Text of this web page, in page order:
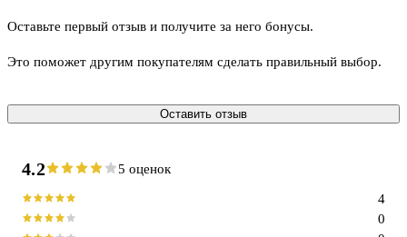
Оставьте первый отзыв и получите за него бонусы.
Это поможет другим покупателям сделать правильный выбор.
Оставить отзыв
4.2 5 оценок
0
4